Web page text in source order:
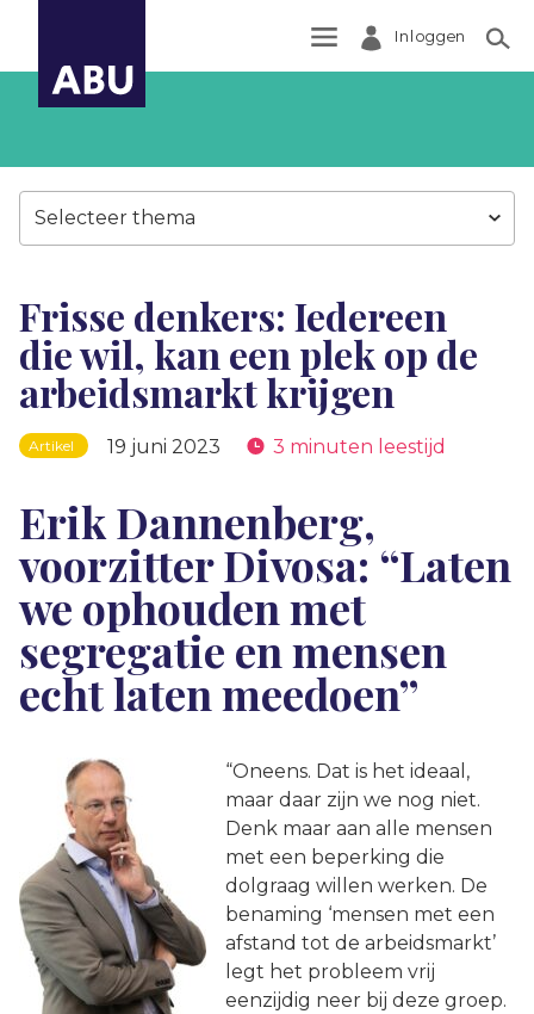
Inloggen
Selecteer thema
Frisse denkers: Iedereen
die wil, kan een plek op de
arbeidsmarkt krijgen
Artikel 19 juni 2023 3 minuten leestijd
Erik Dannenberg,
voorzitter Divosa: “Laten
we ophouden met
segregatie en mensen
echt laten meedoen”
“Oneens. Dat is het ideaal,
maar daar zijn we nog niet.
Denk maar aan alle mensen
met een beperking die
dolgraag willen werken. De
benaming ‘mensen met een
afstand tot de arbeidsmarkt’
legt het probleem vrij
eenzijdig neer bij deze groep.